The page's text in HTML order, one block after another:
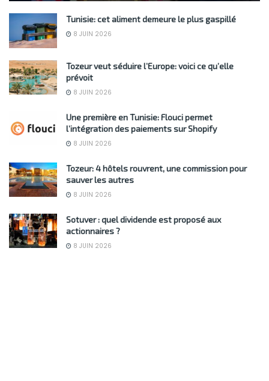
Tunisie: cet aliment demeure le plus gaspillé
8 JUIN 2026
Tozeur veut séduire l’Europe: voici ce qu’elle
prévoit
8 JUIN 2026
Une première en Tunisie: Flouci permet
l’intégration des paiements sur Shopify
8 JUIN 2026
Tozeur: 4 hôtels rouvrent, une commission pour
sauver les autres
8 JUIN 2026
Sotuver : quel dividende est proposé aux
actionnaires ?
8 JUIN 2026